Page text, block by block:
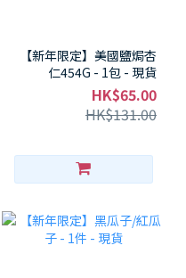
【新年限定】美國鹽焗杏
仁454G - 1包 - 現貨
HK$65.00
HK$131.00